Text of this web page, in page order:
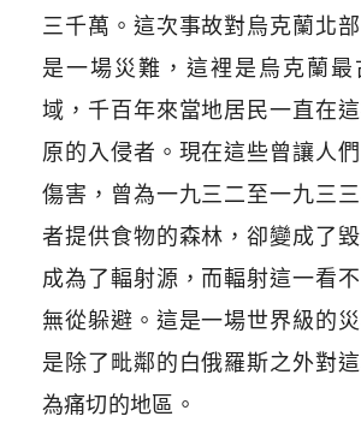
三千萬。這次事故對烏克蘭北
是一場災難，這裡是烏克蘭最
域，千百年來當地居民一直在
原的入侵者。現在這些曾讓人
傷害，曾為一九三二至一九三
者提供食物的森林，卻變成了
成為了輻射源，而輻射這一看
無從躲避。這是一場世界級的
是除了毗鄰的白俄羅斯之外對
為痛切的地區。